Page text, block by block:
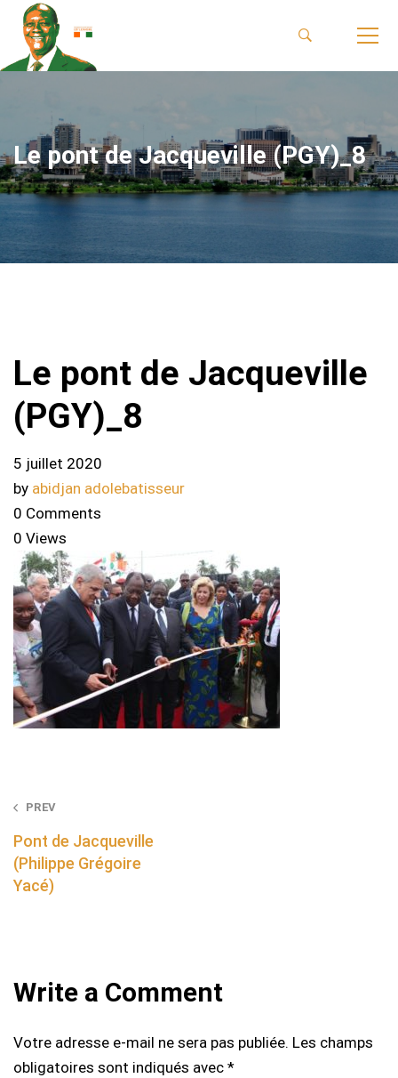
Le pont de Jacqueville (PGY)_8
Le pont de Jacqueville
(PGY)_8
5 juillet 2020
by abidjan adolebatisseur
0 Comments
0 Views
Post
navigation
PREV
Pont de Jacqueville
(Philippe Grégoire
Yacé)
Write a Comment
Votre adresse e-mail ne sera pas publiée. Les champs
obligatoires sont indiqués avec *